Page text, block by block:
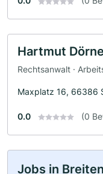
Hartmut
Rechtsanwalt ·
Maxplatz 16, 66386
0.0 (0
Jobs in